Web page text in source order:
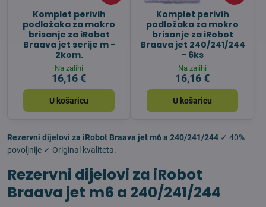
Komplet perivih
podložaka za mokro
brisanje za iRobot
Braava jet serije m -
2kom.
Na zalihi
16,16 €
U košaricu
Komplet perivih
podložaka za mokro
brisanje za iRobot
Braava jet 240/241/244
- 6ks
Na zalihi
16,16 €
U košaricu
Rezervni dijelovi za iRobot Braava jet m6 a 240/241/244 ✓ 40%
povoljnije ✓ Original kvaliteta.
Rezervni dijelovi za iRobot
Braava jet m6 a 240/241/244